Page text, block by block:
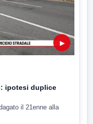
▶
ipotesi duplice
il 21enne alla